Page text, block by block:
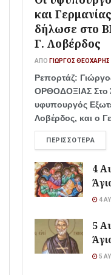
και
δήλωσε στο
Γ. Λοβέρδος
ΑΠΌ ΓΙΏΡΓΟΣ ΘΕΟΧΆΡΗΣ
Ρεπορτάζ:
ΟΡΘΟΔΟΞΙΑΣ Στο
υφυπουργός
Λοβέρδος, και ο
ΠΕΡΙΣΣΌΤΕΡΑ
4
4
5
5